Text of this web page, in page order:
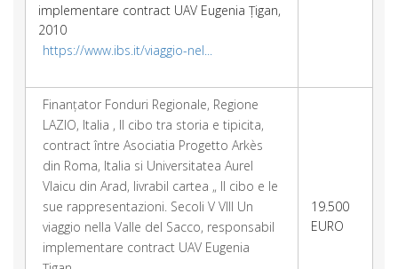
implementare contract UAV Eugenia Țigan,
2010
https://www.ibs.it/viaggio-nel...
Finanțator Fonduri Regionale, Regione
LAZIO, Italia , Il cibo tra storia e tipicita,
contract între Asociatia Progetto Arkès
din Roma, Italia si Universitatea Aurel
Vlaicu din Arad, livrabil cartea „ Il cibo e le
sue rappresentazioni. Secoli V VIII Un
viaggio nella Valle del Sacco, responsabil
implementare contract UAV Eugenia
19.500
EURO